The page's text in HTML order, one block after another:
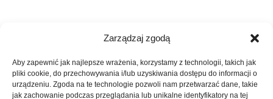
Zarządzaj zgodą
Aby zapewnić jak najlepsze wrażenia, korzystamy z technologii, takich jak
pliki cookie, do przechowywania i/lub uzyskiwania dostępu do informacji o
urządzeniu. Zgoda na te technologie pozwoli nam przetwarzać dane, takie
jak zachowanie podczas przeglądania lub unikalne identyfikatory na tej